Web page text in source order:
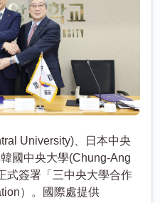
University)、日本中央
國中央大學(Chung-Ang
式簽署「三中央大學合作
）。國際處提供